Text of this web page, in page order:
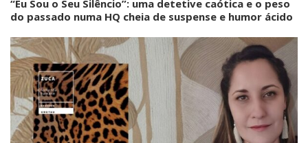
“Eu Sou o Seu Silêncio”: uma detetive caótica e o peso
do passado numa HQ cheia de suspense e humor ácido